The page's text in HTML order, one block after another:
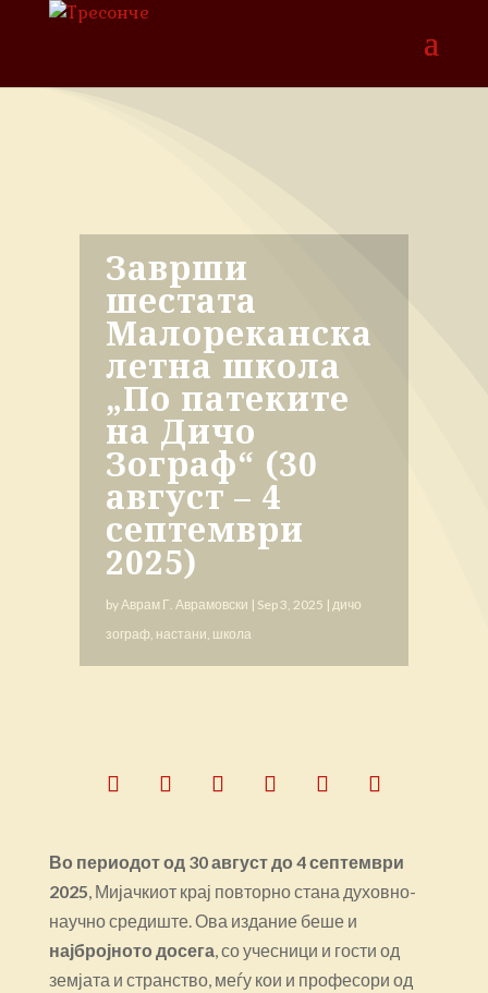
Заврши
шестата
Малореканска
летна школа
„По патеките
на Дичо
Зограф“ (30
август – 4
септември
2025)
byАврам Г. Аврамовски | Sep 3, 2025 |дичо
зограф, настани, школа
Во периодот од 30 август до 4 септември
2025 , Мијачкиот крај повторно стана духовно-
научно средиште. Ова издание беше и
најбројното досега , со учесници и гости од
земјата и странство, меѓу кои и професори од